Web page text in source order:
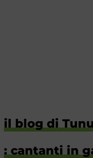
il blog di
: cantanti in